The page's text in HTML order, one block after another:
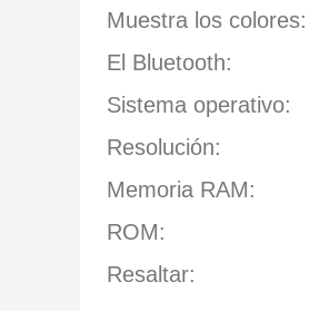
Muestra los colores:
El Bluetooth:
Sistema operativo:
Resolución:
Memoria RAM:
ROM:
Resaltar: